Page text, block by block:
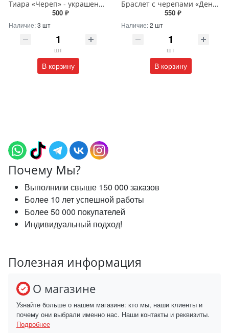
Тиара «Череп» - украшение на Хэллоуин
500 ₽
Наличие:3 шт
шт
В корзину
Браслет с черепами «День мертвых»
550 ₽
Наличие:2 шт
шт
В корзину
Почему Мы?
Выполнили свыше 150 000 заказов
Более 10 лет успешной работы
Более 50 000 покупателей
Индивидуальный подход!
Полезная информация
О магазине
Узнайте больше о нашем магазине: кто мы, наши клиенты и
почему они выбрали именно нас. Наши контакты и реквизиты.
Подробнее